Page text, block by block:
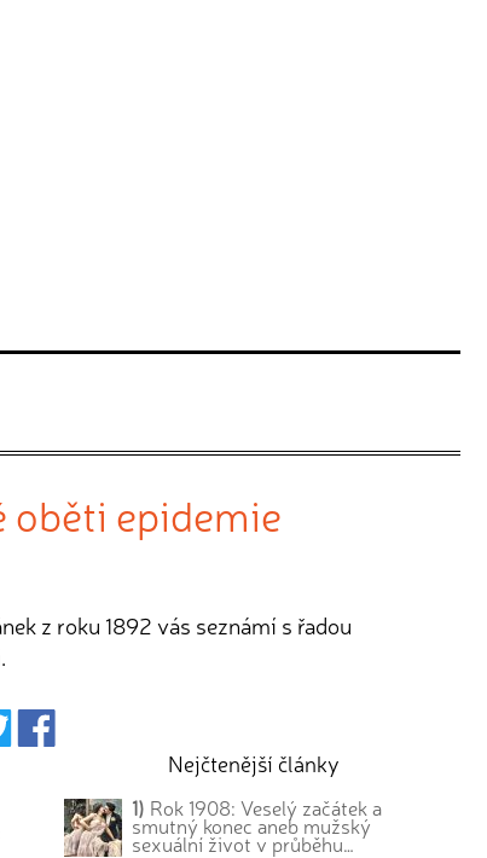
oběti epidemie
z roku 1892 vás seznámí s řadou
Nejčtenější články
1) Rok 1908: Veselý začátek a
smutný konec aneb mužský
sexuální život v průběhu…